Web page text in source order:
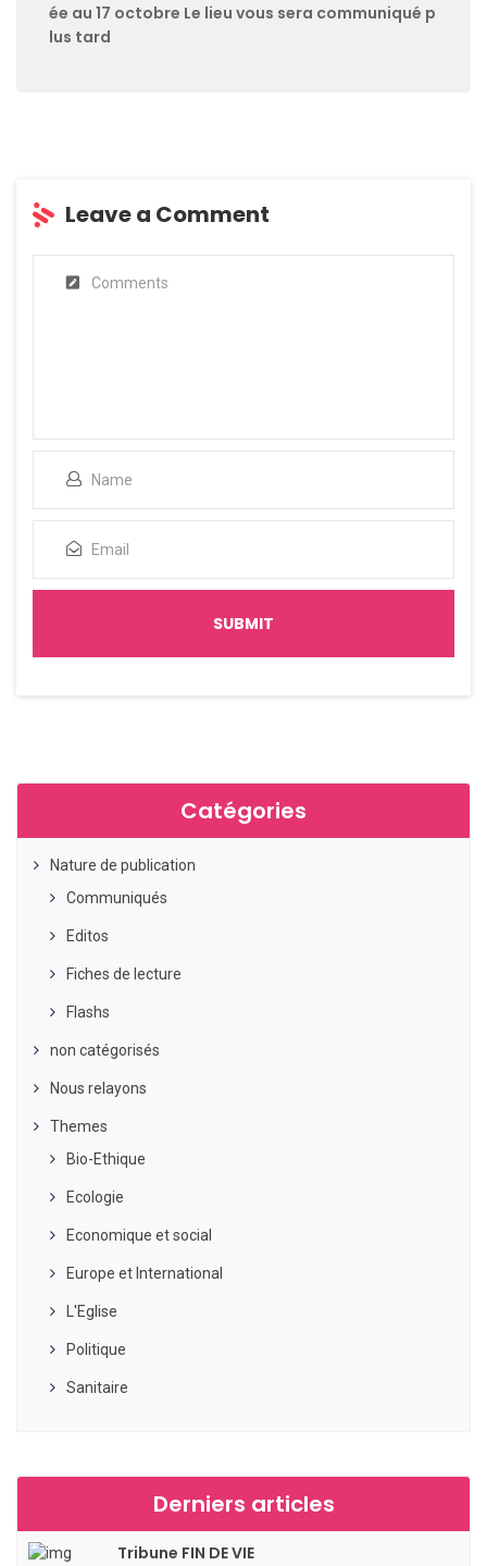
ée au 17 octobre Le lieu vous sera communiqué p
lus tard
Leave a Comment
Catégories
Nature de publication
Communiqués
Editos
Fiches de lecture
Flashs
non catégorisés
Nous relayons
Themes
Bio-Ethique
Ecologie
Economique et social
Europe et International
L'Eglise
Politique
Sanitaire
Derniers articles
Tribune FIN DE VIE